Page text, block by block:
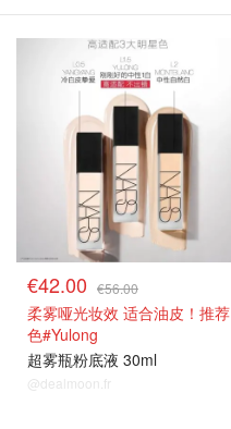
€42.00 €56.00
柔雾哑光妆效 适合油皮！推荐
色#Yulong
超雾瓶粉底液 30ml
@dealmoon.fr